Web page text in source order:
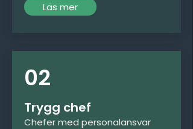
Läs mer
02
Trygg chef
Chefer med personalansvar